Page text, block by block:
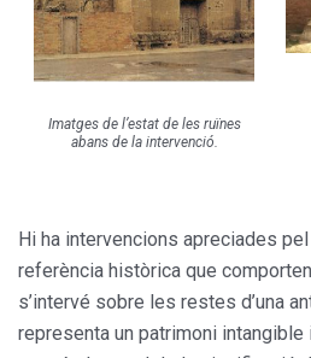
Imatges de l’estat de les ruïnes
abans de la intervenció.
Hi ha intervencions apreciades
referència històrica que
s’intervé sobre les restes d’una
representa un patrimoni intangible